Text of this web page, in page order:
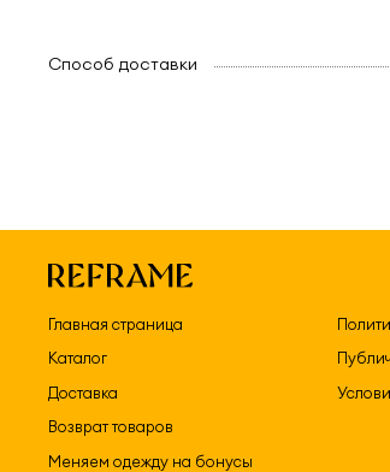
Способ доставки
Главная страница
Каталог
Доставка
Возврат товаров
Меняем одежду на бонусы